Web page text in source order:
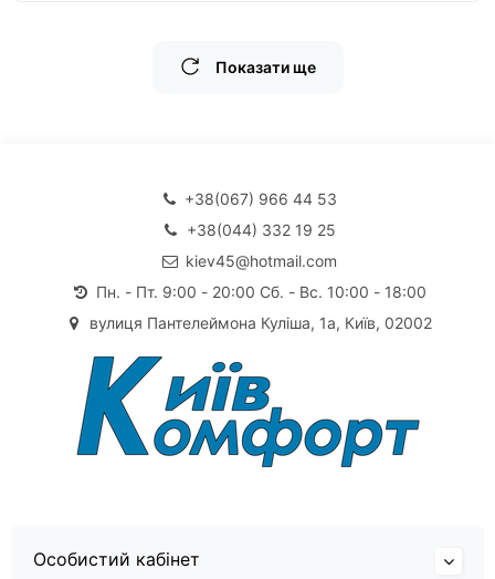
Показати ще
+38(067) 966 44 53
+38(044) 332 19 25
kiev45@hotmail.com
Пн. - Пт. 9:00 - 20:00 Сб. - Вс. 10:00 - 18:00
вулиця Пантелеймона Куліша, 1а, Київ, 02002
Особистий кабінет